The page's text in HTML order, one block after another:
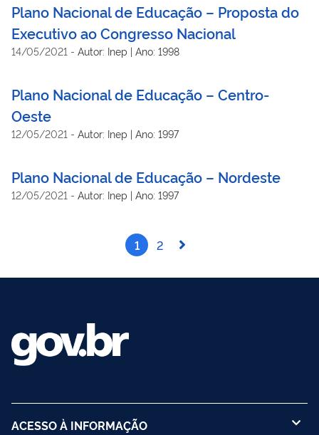
Plano Nacional de Educação – Proposta do
Executivo ao Congresso Nacional
14/05/2021 - Autor: Inep | Ano: 1998
Plano Nacional de Educação – Centro-
Oeste
12/05/2021 - Autor: Inep | Ano: 1997
Plano Nacional de Educação – Nordeste
12/05/2021 - Autor: Inep | Ano: 1997
1 2
ACESSO À INFORMAÇÃO